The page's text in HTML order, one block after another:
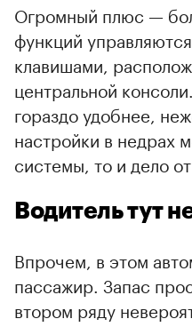
Огромный плюс —
функций
клавишами,
центральной
гораздо удобнее,
настройки в недрах
системы, то и дело
Водитель тут
Впрочем, в этом
пассажир. Запас
втором ряду